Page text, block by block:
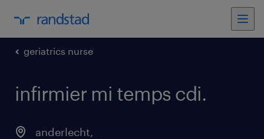
geriatrics nurse
infirmier mi temps cdi.
anderlecht,